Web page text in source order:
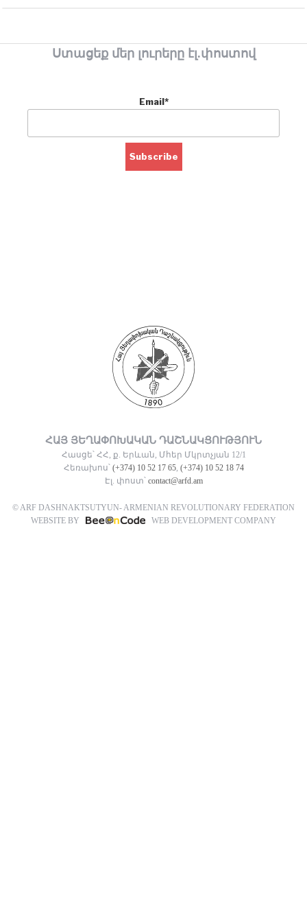
Ստացեք մեր լուրերը էլ.փոստով
Email*
ՀԱՅ ՅԵՂԱՓՈԽԱԿԱՆ ԴԱՇՆԱԿՑՈՒԹՅՈՒՆ
Հասցե՝ ՀՀ, ք. Երևան, Մհեր Մկրտչյան 12/1
Հեռախոս՝ (+374) 10 52 17 65, (+374) 10 52 18 74
Էլ. փոստ՝ contact@arfd.am
© ARF DASHNAKTSUTYUN- ARMENIAN REVOLUTIONARY FEDERATION
WEBSITE BY
WEB DEVELOPMENT COMPANY